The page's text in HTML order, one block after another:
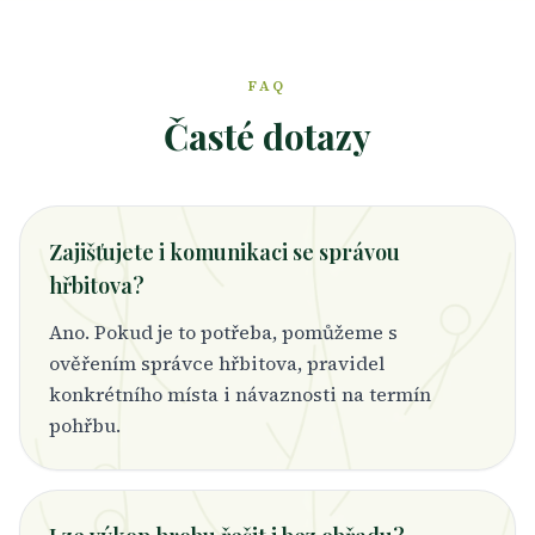
FAQ
Časté dotazy
Zajišťujete i komunikaci se správou
hřbitova?
Ano. Pokud je to potřeba, pomůžeme s
ověřením správce hřbitova, pravidel
konkrétního místa i návaznosti na termín
pohřbu.